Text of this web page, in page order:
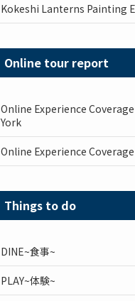
Kokeshi Lanterns Painting
Online tour report
Online Experience
York
Online Experience
Things to do
DINE~食事~
PLAY~体験~